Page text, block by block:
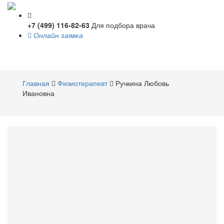
+7 (499) 116-82-63 Для подбора врача
Онлайн заявка
Главная
Физиотерапевт
Ручкина Любовь
Ивановна